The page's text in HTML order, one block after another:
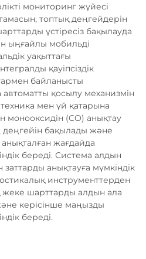
мониторинг жүйесі
топтық деңгейдерін
үстіресіз бақылауда
ыңғайлы мобильді
уақыттағы
қауіпсіздік
байланысты
автоматты қосылу механизмін
мен үй қатарына
монооксидін (CO) анықтау
бақылады және
жағдайда
береді. Система алдын
анықтауға мүмкіндік
инструменттерден
жеке шарттарды алдын ала
керісінше маңызды
береді.